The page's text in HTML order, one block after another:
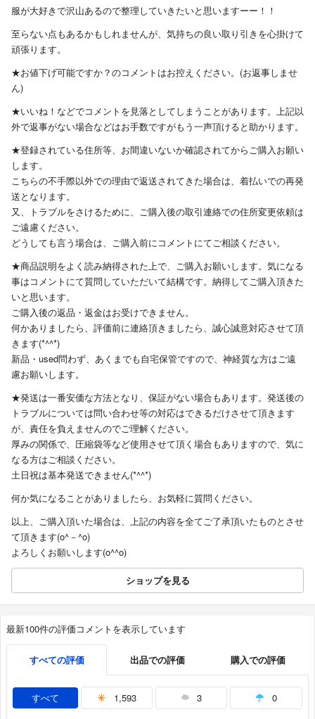
服が大好きで沢山あるので整理していきたいと思いますーー！！
至らない点もあるかもしれませんが、気持ちの良い取り引きを心掛けて
頑張ります。
★お値下げ可能ですか？のコメントはお控えください。(お返事しませ
ん)
★いいね！などでコメントを見落としてしまうことがあります。上記以
外で返事がない場合などはお手数ですがもう一声頂けると助かります。
★登録されている住所等、お間違いないか確認されてからご購入お願い
します。
こちらの不手際以外での理由で返送されてきた場合は、着払いでの再発
送となります。
又、トラブルをさけるために、ご購入後の取引連絡での住所変更依頼は
ご遠慮ください。
どうしても言う場合は、ご購入前にコメントにてご相談ください。
★商品説明をよく読み納得された上で、ご購入お願いします。気になる
事はコメントにて質問していただいて結構です。納得してご購入頂きた
いと思います。
ご購入後の返品・返金はお受けできません。
何かありましたら、評価前に連絡頂きましたら、誠心誠意対応させて頂
きます(*^^*)
新品・used問わず、あくまでも自宅保管ですので、神経質な方はご遠
慮お願いします。
★発送は一番安価な方法となり、保証がない場合もあります。発送後の
トラブルについては問い合わせ等の対応はできるだけさせて頂きます
が、責任を負えませんのでご理解ください。
厚みの関係で、圧縮袋等など使用させて頂く場合もありますので、気に
なる方はご相談ください。
土日祝は基本発送できません(*^^*)
何か気になることがありましたら、お気軽に質問ください。
以上、ご購入頂いた場合は、上記の内容を全てご了承頂いたものとさせ
て頂きます(o^－^o)
よろしくお願いします(o^^o)
ショップを見る
最新100件の評価コメントを表示しています
すべての評価 出品での評価 購入での評価
すべて 1,593 3 0